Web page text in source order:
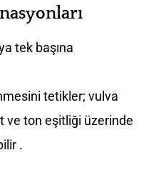
tek başına
tetikler; vulva
ve ton eşitliği üzerinde
.